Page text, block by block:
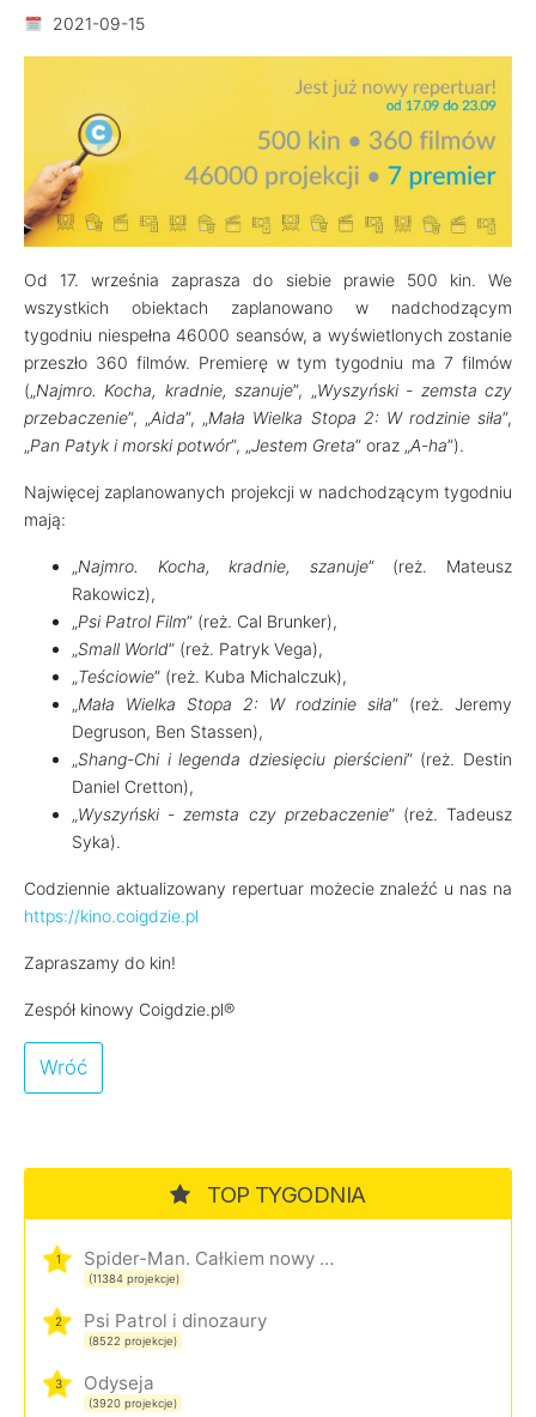
2021-09-15
Od 17. września zaprasza do siebie prawie 500 kin. We
wszystkich obiektach zaplanowano w nadchodzącym
tygodniu niespełna 46000 seansów, a wyświetlonych zostanie
przeszło 360 filmów. Premierę w tym tygodniu ma 7 filmów
(„Najmro. Kocha, kradnie, szanuje”, „Wyszyński - zemsta czy
przebaczenie”, „Aida”, „Mała Wielka Stopa 2: W rodzinie siła”,
„Pan Patyk i morski potwór”, „Jestem Greta” oraz „A-ha”).
Najwięcej zaplanowanych projekcji w nadchodzącym tygodniu
mają:
„Najmro. Kocha, kradnie, szanuje” (reż. Mateusz
Rakowicz),
„Psi Patrol Film” (reż. Cal Brunker),
„Small World” (reż. Patryk Vega),
„Teściowie” (reż. Kuba Michalczuk),
„Mała Wielka Stopa 2: W rodzinie siła” (reż. Jeremy
Degruson, Ben Stassen),
„Shang-Chi i legenda dziesięciu pierścieni” (reż. Destin
Daniel Cretton),
„Wyszyński - zemsta czy przebaczenie” (reż. Tadeusz
Syka).
Codziennie aktualizowany repertuar możecie znaleźć u nas na
https://kino.coigdzie.pl
Zapraszamy do kin!
Zespół kinowy Coigdzie.pl®
Wróć
TOP TYGODNIA
1 Spider-Man. Całkiem nowy dzień
(11384 projekcje)
2 Psi Patrol i dinozaury
(8522 projekcje)
3 Odyseja
(3920 projekcje)